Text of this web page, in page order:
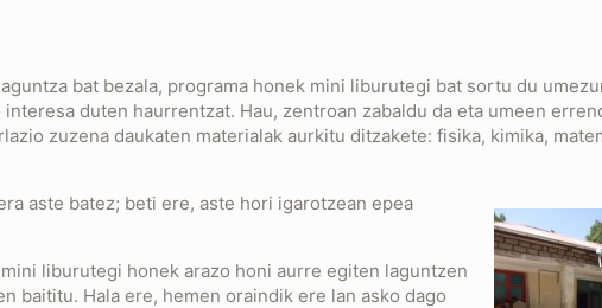
bat bezala, programa honek mini liburutegi bat sortu du
duten haurrentzat. Hau, zentroan zabaldu da eta umeen
zuzena daukaten materialak aurkitu ditzakete: fisika, kimika,
aste batez; beti ere, aste hori igarotzean epea
liburutegi honek arazo honi aurre egiten laguntzen
baititu. Hala ere, hemen oraindik ere lan asko dago